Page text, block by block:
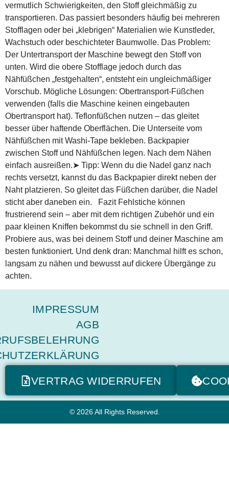
vermutlich Schwierigkeiten, den Stoff gleichmäßig zu
transportieren. Das passiert besonders häufig bei mehreren
Stofflagen oder bei „klebrigen“ Materialien wie Kunstleder,
Wachstuch oder beschichteter Baumwolle. Das Problem:
Der Untertransport der Maschine bewegt den Stoff von
unten. Wird die obere Stofflage jedoch durch das
Nähfüßchen „festgehalten“, entsteht ein ungleichmäßiger
Vorschub. Mögliche Lösungen: Obertransport-Füßchen
verwenden (falls die Maschine keinen eingebauten
Obertransport hat). Teflonfüßchen nutzen – das gleitet
besser über haftende Oberflächen. Die Unterseite vom
Nähfüßchen mit Washi-Tape bekleben. Backpapier
zwischen Stoff und Nähfüßchen legen. Nach dem Nähen
einfach ausreißen.➤ Tipp: Wenn du die Nadel ganz nach
rechts versetzt, kannst du das Backpapier direkt neben der
Naht platzieren. So gleitet das Füßchen darüber, die Nadel
sticht aber daneben ein. Fazit Fehlstiche können
frustrierend sein – aber mit dem richtigen Zubehör und ein
paar kleinen Kniffen bekommst du sie schnell in den Griff.
Probiere aus, was bei deinem Stoff und deiner Maschine am
besten funktioniert. Und denk dran: Manchmal hilft es schon,
langsam zu nähen und bewusst auf dickere Übergänge zu
achten.
IMPRESSUM
AGB
VERTRAG WIDERRUFEN
© 2026 All Rights Reserved.